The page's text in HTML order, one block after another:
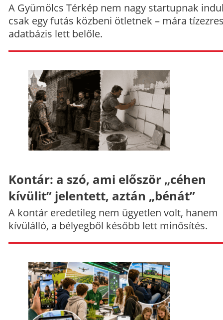
A Gyümölcs Térkép nem nagy startupnak
csak egy futás közbeni ötletnek – mára
adatbázis lett belőle.
Kontár: a szó, ami először „céhen
kívülit” jelentett, aztán „bénát”
A kontár eredetileg nem ügyetlen volt, hanem
kívülálló, a bélyegből később lett minősítés.